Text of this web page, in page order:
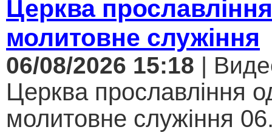
Церква
молитовне служіння
06/08/2026 15:18 |
Церква прославління
молитовне служіння